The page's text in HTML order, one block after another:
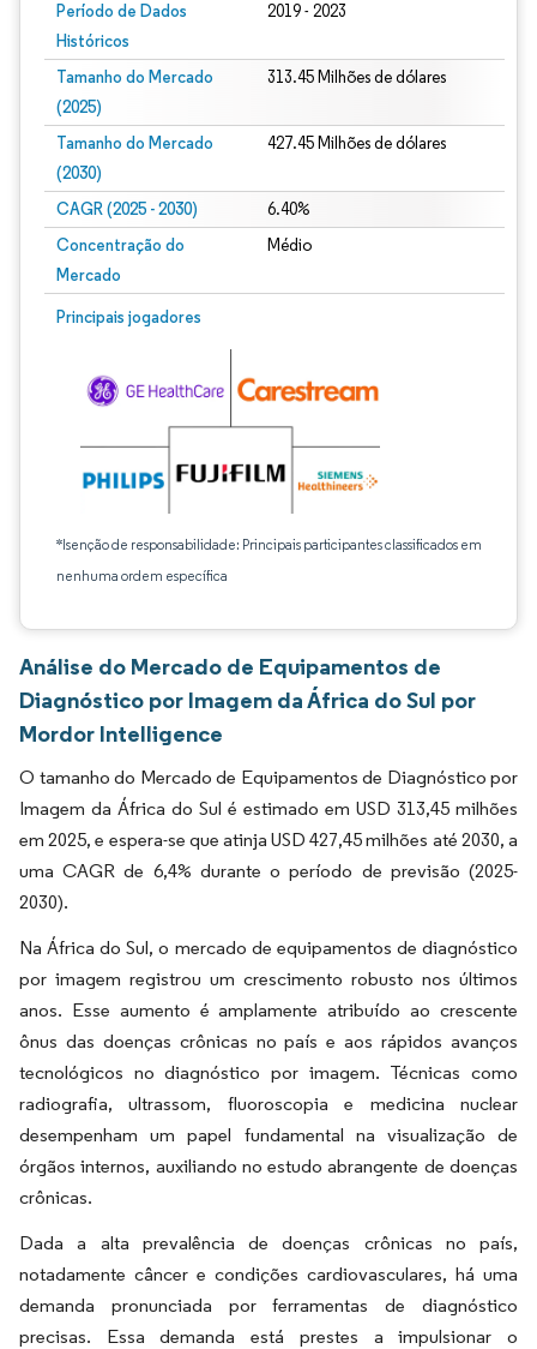
Período de Dados
Históricos
2019 - 2023
Tamanho do Mercado
(2025)
313.45 Milhões de dólares
Tamanho do Mercado
(2030)
427.45 Milhões de dólares
CAGR (2025 - 2030) 6.40%
Concentração do
Mercado
Médio
Principais jogadores
*Isenção de responsabilidade: Principais participantes classificados em
nenhuma ordem específica
Análise do Mercado de Equipamentos de
Diagnóstico por Imagem da África do Sul por
Mordor Intelligence
O tamanho do Mercado de Equipamentos de Diagnóstico por
Imagem da África do Sul é estimado em USD 313,45 milhões
em 2025, e espera-se que atinja USD 427,45 milhões até 2030, a
uma CAGR de 6,4% durante o período de previsão (2025-
2030).
Na África do Sul, o mercado de equipamentos de diagnóstico
por imagem registrou um crescimento robusto nos últimos
anos. Esse aumento é amplamente atribuído ao crescente
ônus das doenças crônicas no país e aos rápidos avanços
tecnológicos no diagnóstico por imagem. Técnicas como
radiografia, ultrassom, fluoroscopia e medicina nuclear
desempenham um papel fundamental na visualização de
órgãos internos, auxiliando no estudo abrangente de doenças
crônicas.
Dada a alta prevalência de doenças crônicas no país,
notadamente câncer e condições cardiovasculares, há uma
demanda pronunciada por ferramentas de diagnóstico
precisas. Essa demanda está prestes a impulsionar o